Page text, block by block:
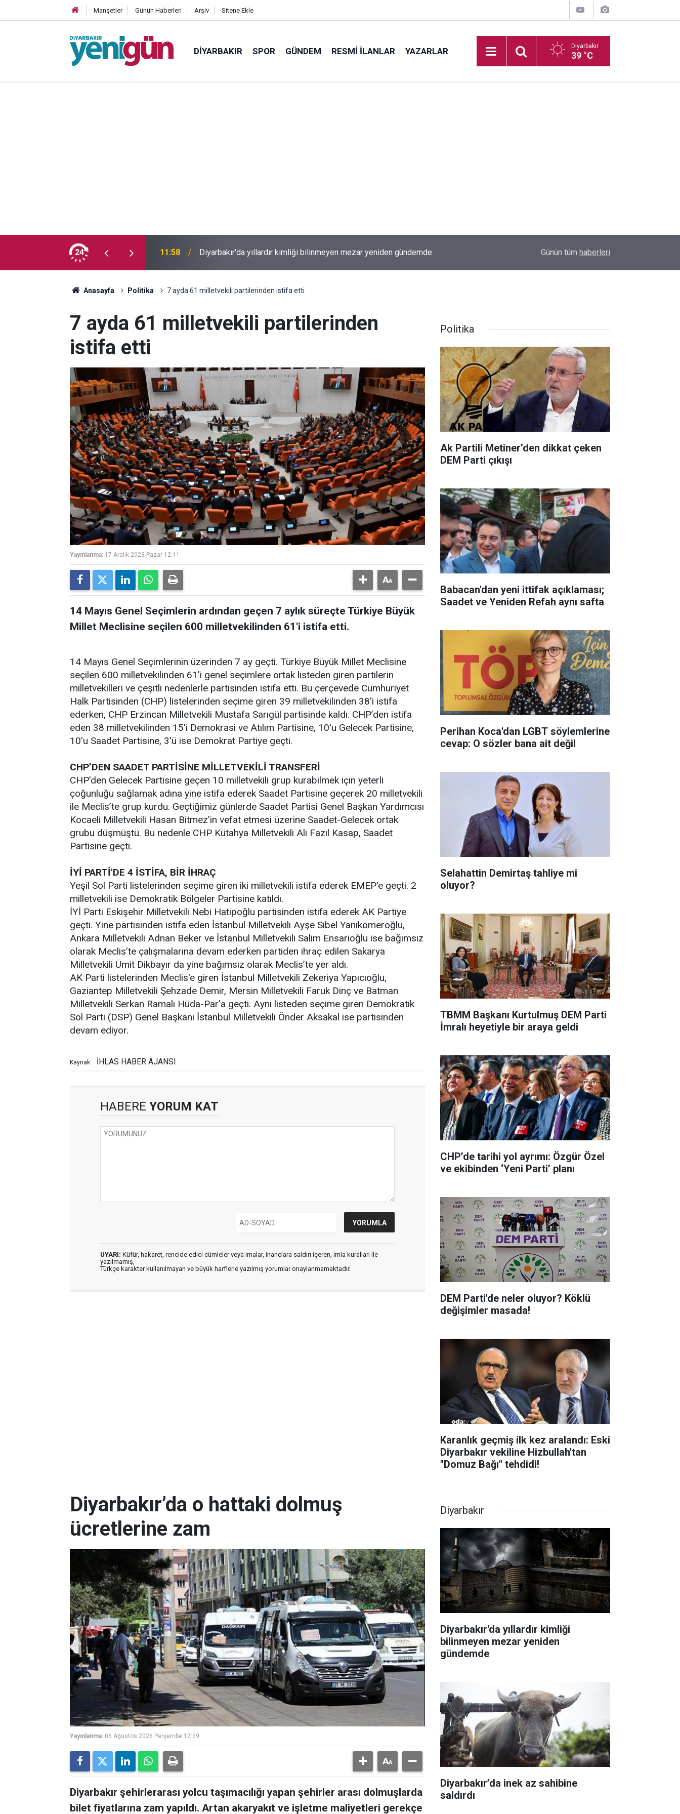
Manşetler Günün Haberleri Arşiv Sitene Ekle
DIYARBAKIR SPOR GÜNDEM RESMI İLANLAR YAZARLAR Diyarbakır
39 °C
24 11:58 Diyarbakır'da yıllardır kimliği bilinmeyen mezar yeniden gündemde Diyarbakır’da inek az sahibine saldırdı
Günün tüm haberleri
Anasayfa Politika 7 ayda 61 milletvekili partilerinden istifa etti
7 ayda 61 milletvekili partilerinden
istifa etti
Yayınlanma: 17 Aralık 2023 Pazar 12:11
14 Mayıs Genel Seçimlerin ardından geçen 7 aylık süreçte Türkiye Büyük
Millet Meclisine seçilen 600 milletvekilinden 61'i istifa etti.
14 Mayıs Genel Seçimlerinin üzerinden 7 ay geçti. Türkiye Büyük Millet Meclisine
seçilen 600 milletvekilinden 61’i genel seçimlere ortak listeden giren partilerin
milletvekilleri ve çeşitli nedenlerle partisinden istifa etti. Bu çerçevede Cumhuriyet
Halk Partisinden (CHP) listelerinden seçime giren 39 milletvekilinden 38'i istifa
ederken, CHP Erzincan Milletvekili Mustafa Sarıgül partisinde kaldı. CHP’den istifa
eden 38 milletvekilinden 15'i Demokrasi ve Atılım Partisine, 10'u Gelecek Partisine,
10'u Saadet Partisine, 3'ü ise Demokrat Partiye geçti.
CHP’DEN SAADET PARTİSİNE MİLLETVEKİLİ TRANSFERİ
CHP’den Gelecek Partisine geçen 10 milletvekili grup kurabilmek için yeterli
çoğunluğu sağlamak adına yine istifa ederek Saadet Partisine geçerek 20 milletvekili
ile Meclis’te grup kurdu. Geçtiğimiz günlerde Saadet Partisi Genel Başkan Yardımcısı
Kocaeli Milletvekili Hasan Bitmez’in vefat etmesi üzerine Saadet-Gelecek ortak
grubu düşmüştü. Bu nedenle CHP Kütahya Milletvekili Ali Fazıl Kasap, Saadet
Partisine geçti.
İYİ PARTİ'DE 4 İSTİFA, BİR İHRAÇ
Yeşil Sol Parti listelerinden seçime giren iki milletvekili istifa ederek EMEP'e geçti. 2
milletvekili ise Demokratik Bölgeler Partisine katıldı.
İYİ Parti Eskişehir Milletvekili Nebi Hatipoğlu partisinden istifa ederek AK Partiye
geçti. Yine partisinden istifa eden İstanbul Milletvekili Ayşe Sibel Yanıkömeroğlu,
Ankara Milletvekili Adnan Beker ve İstanbul Milletvekili Salim Ensarioğlu ise bağımsız
olarak Meclis’te çalışmalarına devam ederken partiden ihraç edilen Sakarya
Milletvekili Ümit Dikbayır da yine bağımsız olarak Meclis’te yer aldı.
AK Parti listelerinden Meclis'e giren İstanbul Milletvekili Zekeriya Yapıcıoğlu,
Gaziantep Milletvekili Şehzade Demir, Mersin Milletvekili Faruk Dinç ve Batman
Milletvekili Serkan Ramalı Hüda-Par’a geçti. Aynı listeden seçime giren Demokratik
Sol Parti (DSP) Genel Başkanı İstanbul Milletvekili Önder Aksakal ise partisinden
devam ediyor.
Kaynak: İHLAS HABER AJANSI
HABERE YORUM KAT
UYARI: Küfür, hakaret, rencide edici cümleler veya imalar, inançlara saldırı içeren, imla kuralları ile
yazılmamış,
Türkçe karakter kullanılmayan ve büyük harflerle yazılmış yorumlar onaylanmamaktadır.
Politika
Ak Partili Metiner’den dikkat çeken
DEM Parti çıkışı
Babacan'dan yeni ittifak açıklaması;
Saadet ve Yeniden Refah aynı safta
Perihan Koca'dan LGBT söylemlerine
cevap: O sözler bana ait değil
Selahattin Demirtaş tahliye mi
oluyor?
TBMM Başkanı Kurtulmuş DEM Parti
İmralı heyetiyle bir araya geldi
CHP’de tarihi yol ayrımı: Özgür Özel
ve ekibinden ‘Yeni Parti’ planı
DEM Parti'de neler oluyor? Köklü
değişimler masada!
Karanlık geçmiş ilk kez aralandı: Eski
Diyarbakır vekiline Hizbullah'tan
"Domuz Bağı" tehdidi!
Diyarbakır’da o hattaki dolmuş
ücretlerine zam
Yayınlanma: 06 Ağustos 2026 Perşembe 12:59
Diyarbakır şehirlerarası yolcu taşımacılığı yapan şehirler arası dolmuşlarda
bilet fiyatlarına zam yapıldı. Artan akaryakıt ve işletme maliyetleri gerekçe
Diyarbakır
Diyarbakır'da yıllardır kimliği
bilinmeyen mezar yeniden
gündemde
Diyarbakır’da inek az sahibine
saldırdı